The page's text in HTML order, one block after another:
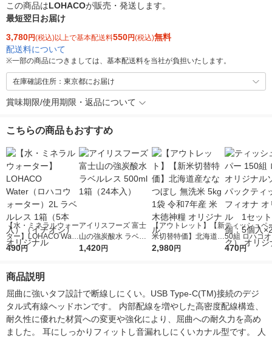
この商品はLOHACOが販売・発送します。
最短翌日お届け
3,780円(税込)以上で基本配送料550円(税込)無料
配送料について
※一部の商品につきましては、基本配送料を当社が負担いたします。
在庫確認住所：東京都にお届け
賞味期限/使用期限・返品について
こちらの商品もおすすめ
【水・ミネラルウォー
ター】LOHACO Wate
r（ロハコウォータ
シ） オリジナル
490円
アイリスフーズ 富士
山の強炭酸水 ラベル
レス 500ml 1箱（24
1,420円
【アウトレット】【新
米切替特価】北海道産
ななつぼし 無洗米 5k
2,980円
ティッシュペ
50組 ロハコ
ルソフトパッ
オリジナル
470円
商品説明
屈曲に強いタフ設計で断線しにくい。USB Type-C(TM)接続のデジ
タル式有線ヘッドホンです。 内部配線を増やした高密度配線構造、
耐久性に優れた材質への変更や強化により、屈曲への耐久力を高め
ました。 耳にしっかりフィットし音漏れしにくいカナル型です。 人